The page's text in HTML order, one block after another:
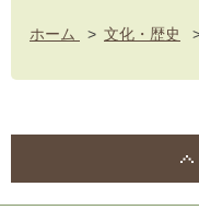
ホーム > 文化・歴史